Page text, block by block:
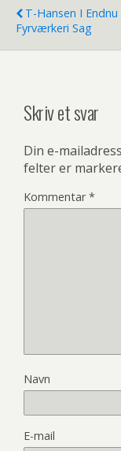
T-Hansen I Endnu
Fyrværkeri Sag
Skriv et svar
Din e-
felter er
Kommentar*
Navn
E-mail